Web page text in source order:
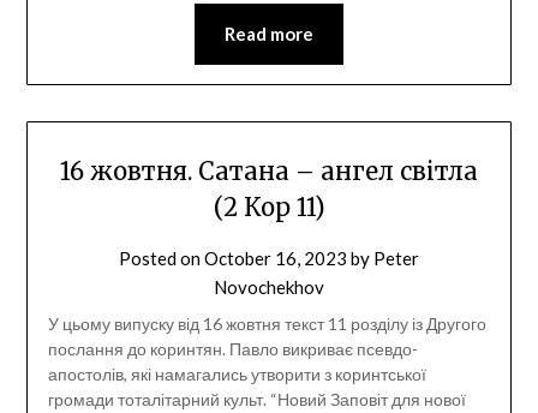
Read more
16 жовтня. Сатана – ангел світла
(2 Кор 11)
Posted onOctober 16, 2023 by Peter
Novochekhov
У цьому випуску від 16 жовтня текст 11 розділу із Другого
послання до коринтян. Павло викриває псевдо-
апостолів, які намагались утворити з коринтської
громади тоталітарний культ. “Новий Заповіт для нової